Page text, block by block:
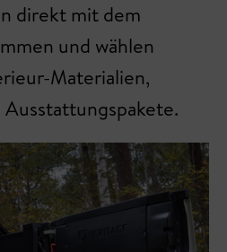
direkt mit dem
und wählen
Materialien,